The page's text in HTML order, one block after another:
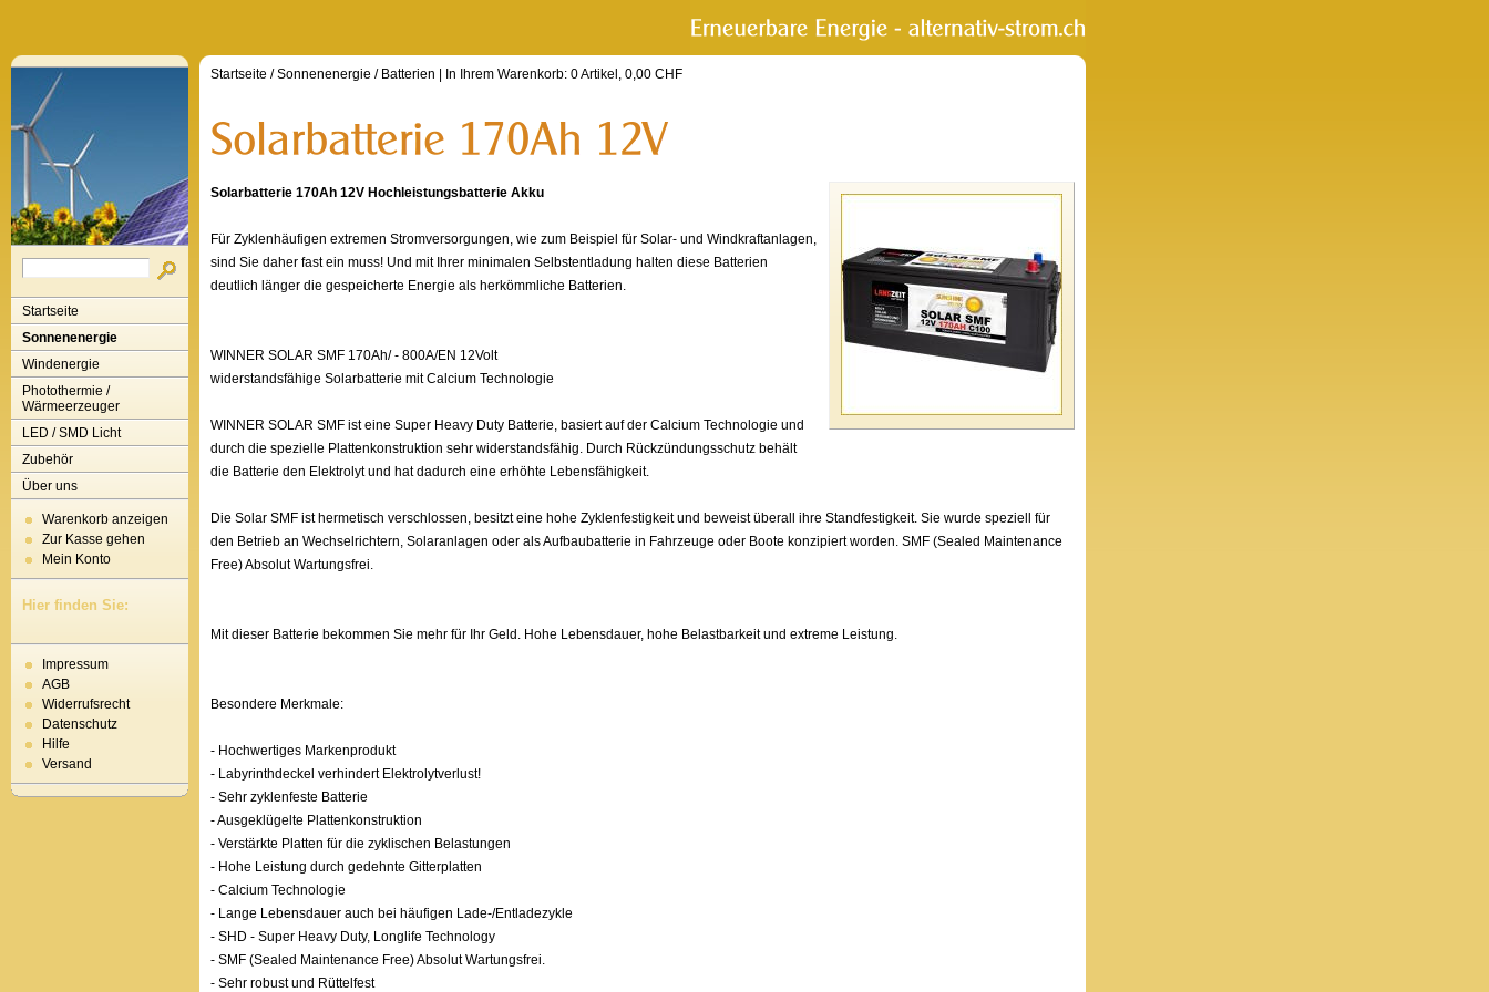
Startseite
Sonnenenergie
Windenergie
Photothermie /
Wärmeerzeuger
LED / SMD Licht
Zubehör
Über uns
Warenkorb anzeigen
Zur Kasse gehen
Mein Konto
Hier finden Sie:
Impressum
AGB
Widerrufsrecht
Datenschutz
Hilfe
Versand
Startseite /Sonnenenergie / Batterien | In Ihrem Warenkorb: 0Artikel, 0,00 CHF
Solarbatterie 170Ah 12V Hochleistungsbatterie Akku
Für Zyklenhäufigen extremen Stromversorgungen, wie zum Beispiel für Solar- und Windkraftanlagen,
sind Sie daher fast ein muss! Und mit Ihrer minimalen Selbstentladung halten diese Batterien
deutlich länger die gespeicherte Energie als herkömmliche Batterien.
WINNER SOLAR SMF 170Ah/ - 800A/EN 12Volt
widerstandsfähige Solarbatterie mit Calcium Technologie
WINNER SOLAR SMF ist eine Super Heavy Duty Batterie, basiert auf der Calcium Technologie und
durch die spezielle Plattenkonstruktion sehr widerstandsfähig. Durch Rückzündungsschutz behält
die Batterie den Elektrolyt und hat dadurch eine erhöhte Lebensfähigkeit.
Die Solar SMF ist hermetisch verschlossen, besitzt eine hohe Zyklenfestigkeit und beweist überall ihre Standfestigkeit. Sie wurde speziell für
den Betrieb an Wechselrichtern, Solaranlagen oder als Aufbaubatterie in Fahrzeuge oder Boote konzipiert worden. SMF (Sealed Maintenance
Free) Absolut Wartungsfrei.
Mit dieser Batterie bekommen Sie mehr für Ihr Geld. Hohe Lebensdauer, hohe Belastbarkeit und extreme Leistung.
Besondere Merkmale:
- Hochwertiges Markenprodukt
- Labyrinthdeckel verhindert Elektrolytverlust!
- Sehr zyklenfeste Batterie
- Ausgeklügelte Plattenkonstruktion
- Verstärkte Platten für die zyklischen Belastungen
- Hohe Leistung durch gedehnte Gitterplatten
- Calcium Technologie
- Lange Lebensdauer auch bei häufigen Lade-/Entladezykle
- SHD - Super Heavy Duty, Longlife Technology
- SMF (Sealed Maintenance Free) Absolut Wartungsfrei.
- Sehr robust und Rüttelfest